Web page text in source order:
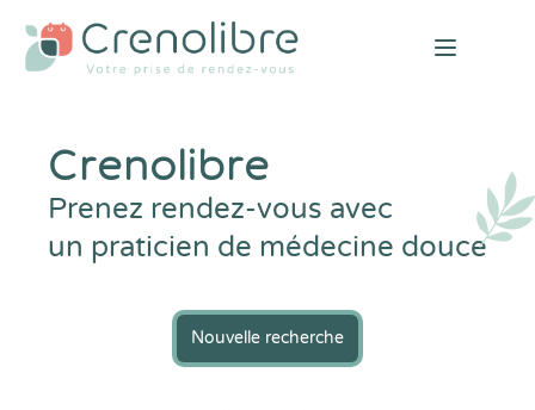
Open
Crenolibre
Prenez rendez-vous avec
un praticien de médecine douce
Nouvelle recherche